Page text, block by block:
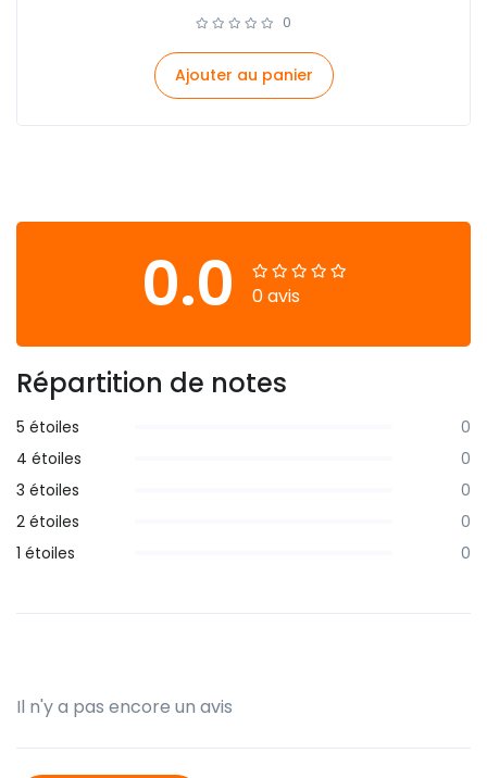
0
Ajouter au panier
0.0 0 avis
Répartition de notes
5 étoiles
0
4 étoiles
0
3 étoiles
0
2 étoiles
0
1 étoiles
0
Il n'y a pas encore un avis